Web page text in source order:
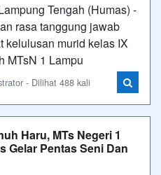
Tengah (Humas) -
rasa tanggung jawab
kelulusan murid kelas IX
MTsN 1 Lampu
- Dilihat 488 kali
Haru, MTs Negeri 1
Gelar Pentas Seni Dan